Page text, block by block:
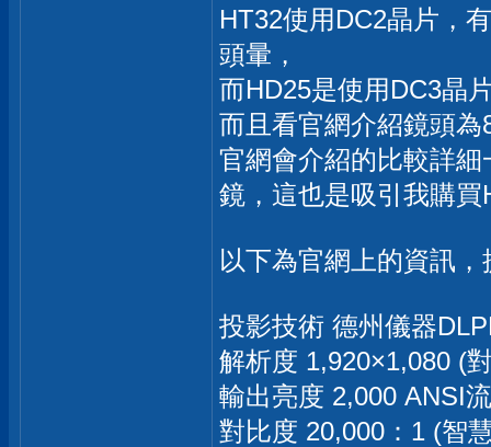
HT32使用DC2晶片，
頭暈，
而HD25是使用DC3晶
而且看官網介紹鏡頭
官網會介紹的比較詳
鏡，這也是吸引我購買
以下為官網上的資訊，
投影技術 德州儀器
解析度 1,920×1,080 (
輸出亮度 2,000 ANSI
對比度 20,000：1 (智